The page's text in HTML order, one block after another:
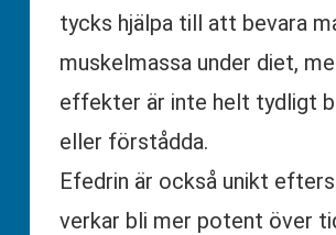
tycks hjälpa till att bevara
muskelmassa under diet,
effekter är inte helt tydligt
eller förstådda.
Efedrin är också unikt
verkar bli mer potent över